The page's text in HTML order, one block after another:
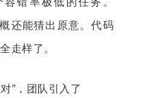
还能猜出原意。代码
走样了。
”，团队引入了